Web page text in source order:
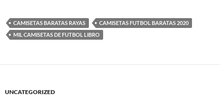
CAMISETAS BARATAS RAYAS
CAMISETAS FUTBOL BARATAS 2020
MIL CAMISETAS DE FUTBOL LIBRO
UNCATEGORIZED